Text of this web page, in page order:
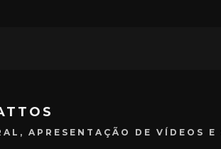
APRESENTAÇÃO DE VÍDEOS E